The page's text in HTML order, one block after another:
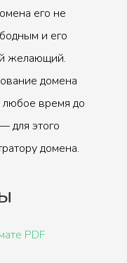
его не
и его
желающий.
домена
время до
для этого
домена.
PDF